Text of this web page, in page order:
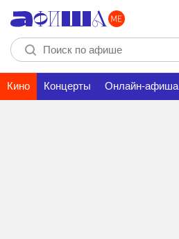
Кино Концерты Онлайн-афиша